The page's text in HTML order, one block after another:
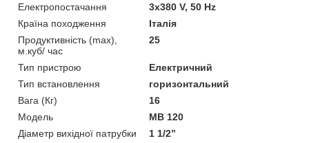
Електропостачання
3х380 V, 50 Hz
Країна походження
Італія
Продуктивність (max),
м.куб/ час
25
Тип пристрою
Електричний
Тип встановлення
горизонтальний
Вага (Кг)
16
Мoдель
МВ 120
Діаметр вихідної патрубки
1 1/2”